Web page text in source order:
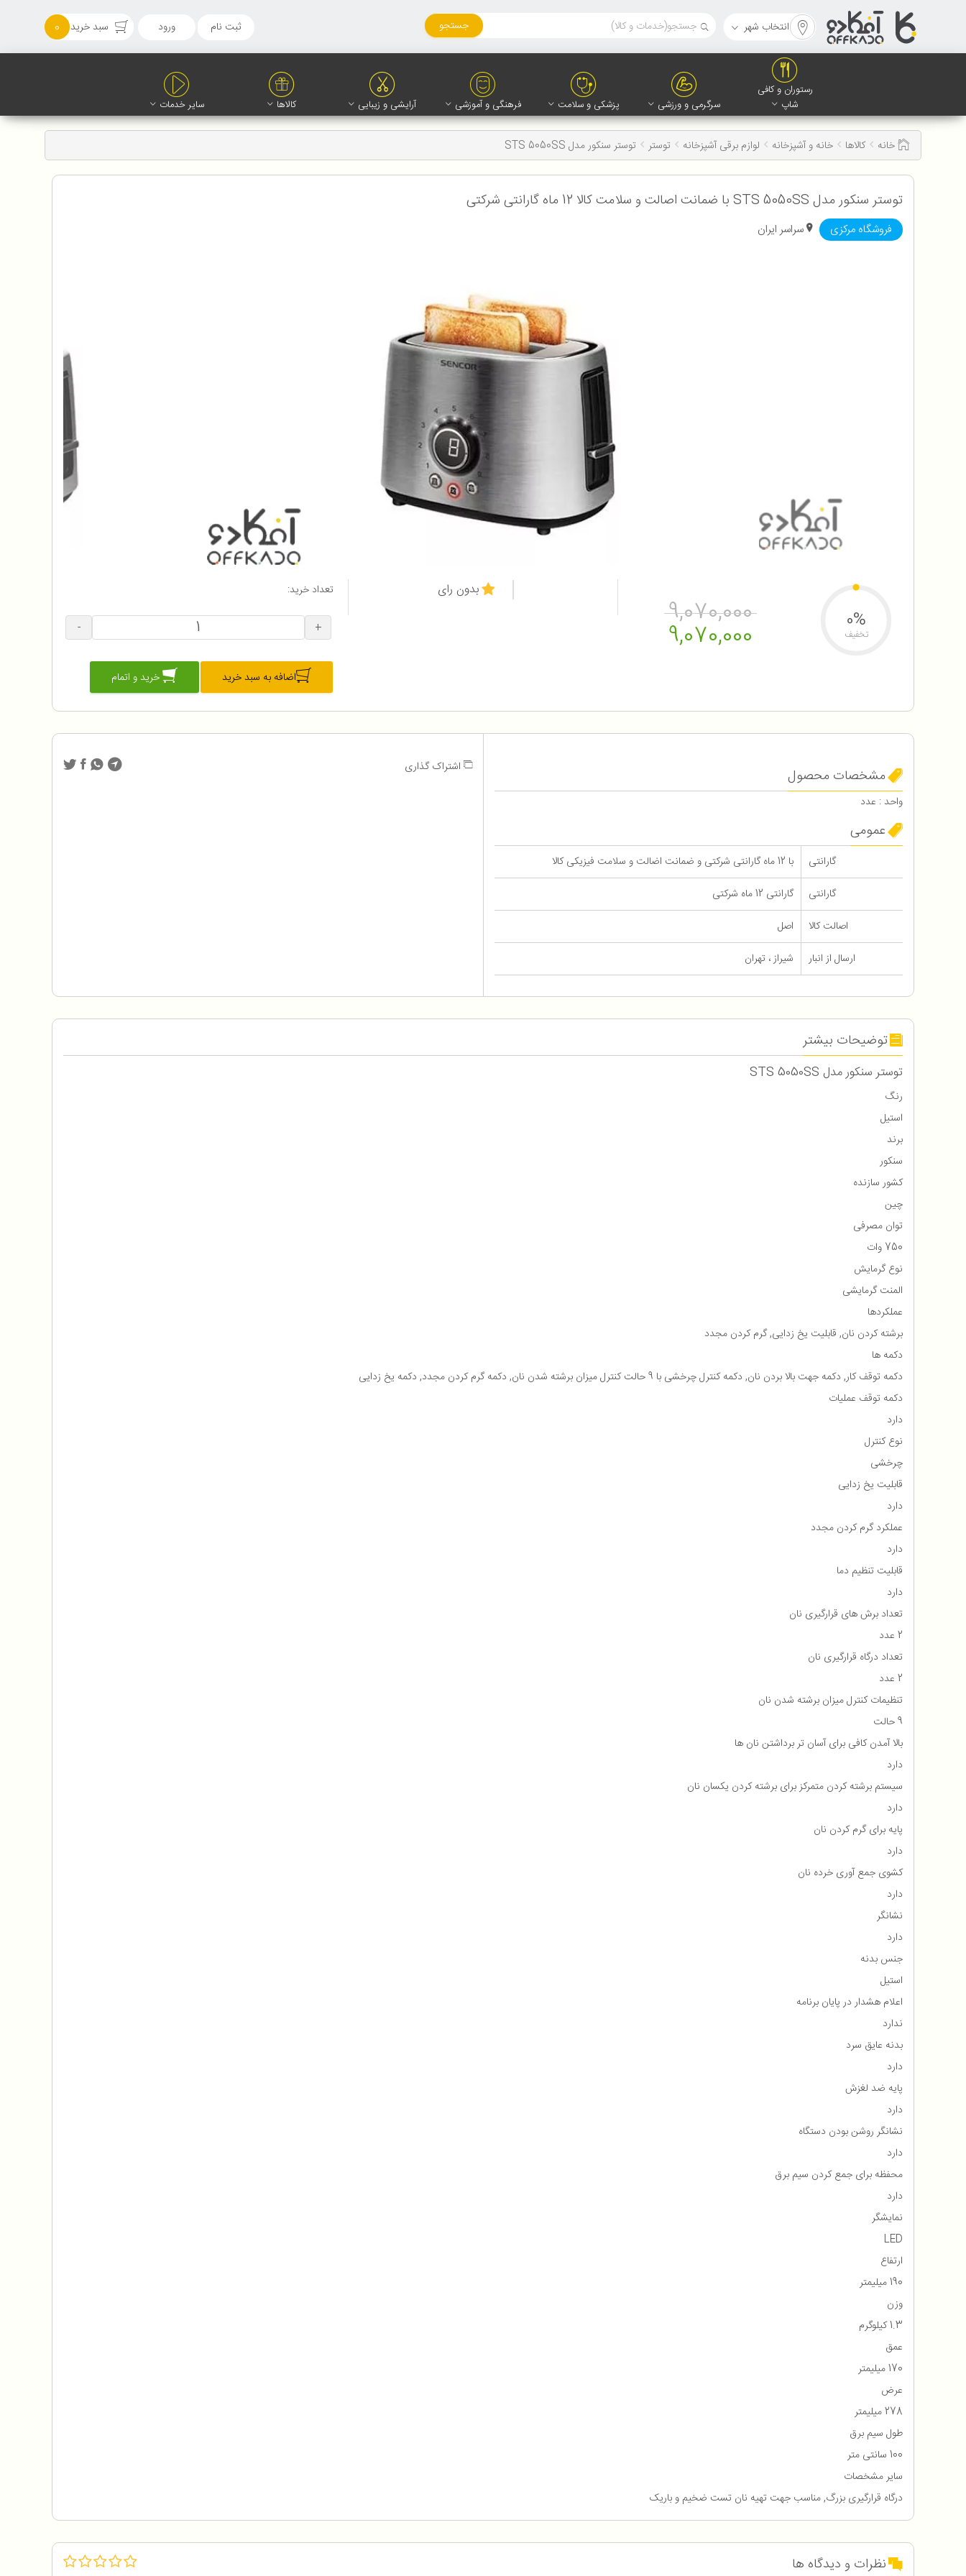
انتخاب شهر جستجو ثبت نام ورود سبد خرید 0
رستوران و کافی
شاپ
سرگرمی و ورزشی پزشکی و سلامت فرهنگی و آموزشی آرایشی و زیبایی کالاها سایر خدمات
خانه کالاها خانه و آشپزخانه لوازم برقی آشپزخانه توستر توستر سنکور مدل STS 5050SS
توستر سنکور مدل STS 5050SS با ضمانت اصالت و سلامت کالا 12 ماه گارانتی شرکتی
فروشگاه مرکزی سراسر ایران
9,070,000
9,070,000 0%
تخفیف
بدون رای تعداد خرید:
+
-
اضافه به سبد خرید خرید و اتمام
مشخصات محصول
واحد : عدد
عمومی
گارانتی
با 12 ماه گارانتی شرکتی و ضمانت اضالت و سلامت فیزیکی کالا
گارانتی
گارانتی 12 ماه شرکتی
اصالت کالا
اصل
ارسال از انبار
شیراز ، تهران
اشتراک گذاری
توضیحات بیشتر
توستر سنکور مدل STS 5050SS
رنگ
استیل
برند
سنکور
کشور سازنده
چین
توان مصرفی
750 وات
نوع گرمایش
المنت گرمایشی
عملکردها
برشته کردن نان, قابلیت یخ زدایی, گرم کردن مجدد
دکمه ها
دکمه توقف کار, دکمه جهت بالا بردن نان, دکمه کنترل چرخشی با 9 حالت کنترل میزان برشته شدن نان, دکمه گرم کردن مجدد, دکمه یخ زدایی
دکمه توقف عملیات
دارد
نوع کنترل
چرخشی
قابلیت یخ زدایی
دارد
عملکرد گرم کردن مجدد
دارد
قابلیت تنظیم دما
دارد
تعداد برش های قرارگیری نان
2 عدد
تعداد درگاه قرارگیری نان
2 عدد
تنظیمات کنترل میزان برشته شدن نان
9 حالت
بالا آمدن کافی برای آسان تر برداشتن نان ها
دارد
سیستم برشته کردن متمرکز برای برشته کردن یکسان نان
دارد
پایه برای گرم کردن نان
دارد
کشوی جمع آوری خرده نان
دارد
نشانگر
دارد
جنس بدنه
استیل
اعلام هشدار در پایان برنامه
ندارد
بدنه عایق سرد
دارد
پایه ضد لغزش
دارد
نشانگر روشن بودن دستگاه
دارد
محفظه برای جمع كردن سیم برق
دارد
نمایشگر
LED
ارتفاع
190 میلیمتر
وزن
1.3 کیلوگرم
عمق
170 میلیمتر
عرض
278 میلیمتر
طول سیم برق
100 سانتی متر
سایر مشخصات
درگاه قرارگیری بزرگ, مناسب جهت تهیه نان تست ضخیم و باریک
نظرات و دیدگاه ها